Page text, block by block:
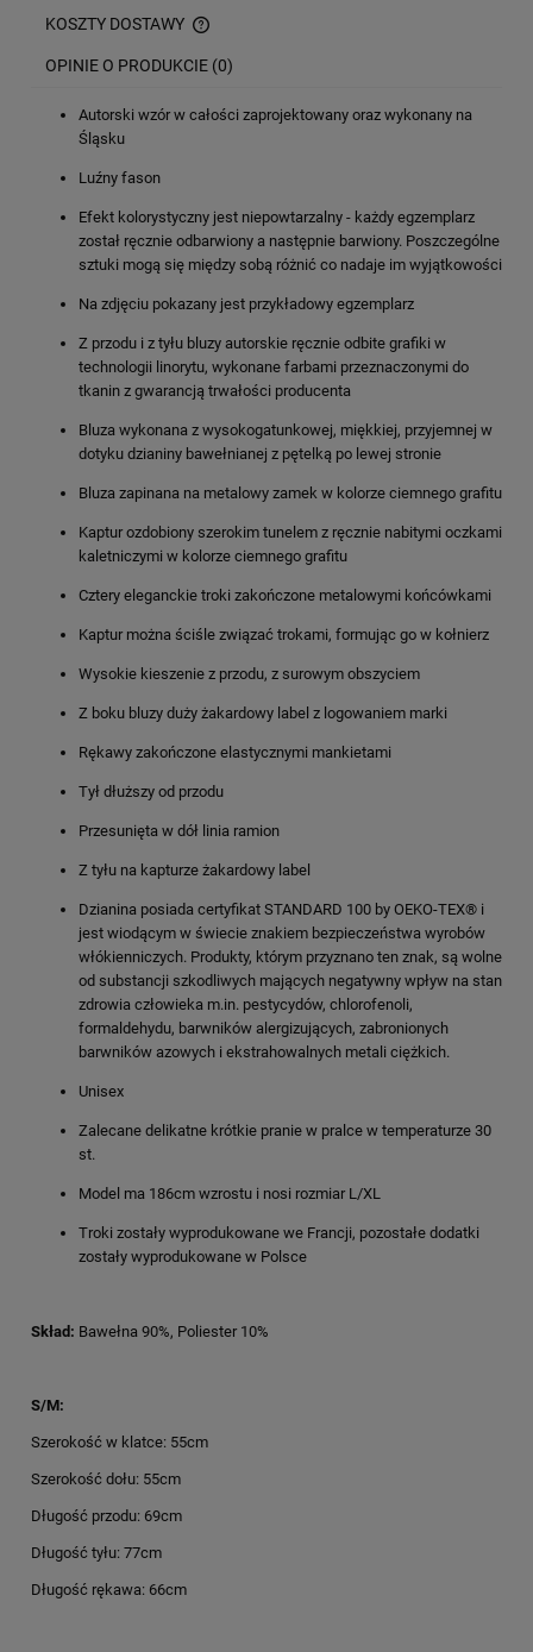
KOSZTY DOSTAWY
CENA NIE ZAWIERA EWENTUALNYCH KOSZTÓW PŁATNOŚCI
OPINIE O PRODUKCIE (0)
Autorski wzór w całości zaprojektowany oraz wykonany na
Śląsku
Luźny fason
Efekt kolorystyczny jest niepowtarzalny - każdy egzemplarz
został ręcznie odbarwiony a następnie barwiony. Poszczególne
sztuki mogą się między sobą różnić co nadaje im wyjątkowości
Na zdjęciu pokazany jest przykładowy egzemplarz
Z przodu i z tyłu bluzy autorskie ręcznie odbite grafiki w
technologii linorytu, wykonane farbami przeznaczonymi do
tkanin z gwarancją trwałości producenta
Bluza wykonana z wysokogatunkowej, miękkiej, przyjemnej w
dotyku dzianiny bawełnianej z pętelką po lewej stronie
Bluza zapinana na metalowy zamek w kolorze ciemnego grafitu
Kaptur ozdobiony szerokim tunelem z ręcznie nabitymi oczkami
kaletniczymi w kolorze ciemnego grafitu
Cztery eleganckie troki zakończone metalowymi końcówkami
Kaptur można ściśle związać trokami, formując go w kołnierz
Wysokie kieszenie z przodu, z surowym obszyciem
Z boku bluzy duży żakardowy label z logowaniem marki
Rękawy zakończone elastycznymi mankietami
Tył dłuższy od przodu
Przesunięta w dół linia ramion
Z tyłu na kapturze żakardowy label
Dzianina posiada certyfikat STANDARD 100 by OEKO-TEX® i
jest wiodącym w świecie znakiem bezpieczeństwa wyrobów
włókienniczych. Produkty, którym przyznano ten znak, są wolne
od substancji szkodliwych mających negatywny wpływ na stan
zdrowia człowieka m.in. pestycydów, chlorofenoli,
formaldehydu, barwników alergizujących, zabronionych
barwników azowych i ekstrahowalnych metali ciężkich.
Unisex
Zalecane delikatne krótkie pranie w pralce w temperaturze 30
st.
Model ma 186cm wzrostu i nosi rozmiar L/XL
Troki zostały wyprodukowane we Francji, pozostałe dodatki
zostały wyprodukowane w Polsce
Skład: Bawełna 90%, Poliester 10%
S/M:
Szerokość w klatce: 55cm
Szerokość dołu: 55cm
Długość przodu: 69cm
Długość tyłu: 77cm
Długość rękawa: 66cm